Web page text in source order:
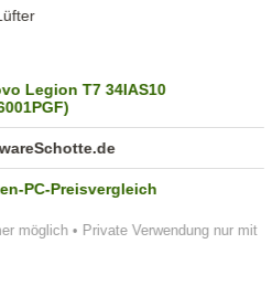
möglich • Private Verwendung nur mit
Legion T7 34IAS10
PC-Preisvergleich